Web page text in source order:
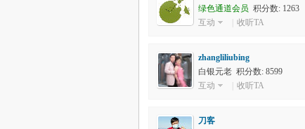
绿色通道会员 积分数: 1263
互动
收听TA
zhangliliubing
白银元老 积分数: 8599
互动
收听TA
刀客